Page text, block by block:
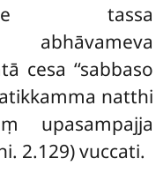
tassa
abhāvameva
cesa ‘‘sabbaso
natthi
upasampajja
2.129) vuccati.